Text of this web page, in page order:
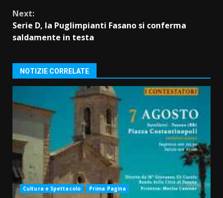
Next:
Serie D, la Puglimpianti Fasano si conferma
saldamente in testa
NOTIZIE CORRELATE
Cultura e Spettacolo Prima Pagina